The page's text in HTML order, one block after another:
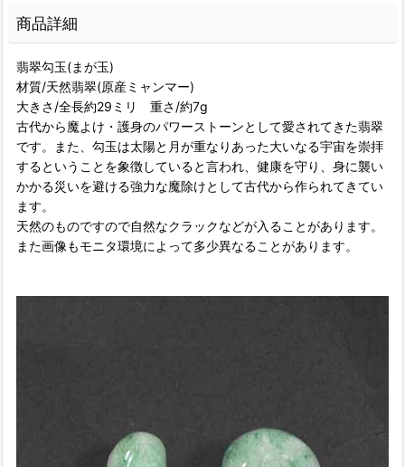
商品詳細
翡翠勾玉(まが玉)
材質/天然翡翠(原産ミャンマー)
大きさ/全長約29ミリ 重さ/約7g
古代から魔よけ・護身のパワーストーンとして愛されてきた翡翠
です。また、勾玉は太陽と月が重なりあった大いなる宇宙を崇拝
するということを象徴していると言われ、健康を守り、身に襲い
かかる災いを避ける強力な魔除けとして古代から作られてきてい
ます。
天然のものですので自然なクラックなどが入ることがあります。
また画像もモニタ環境によって多少異なることがあります。